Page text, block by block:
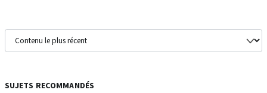
SUJETS RECOMMANDÉS